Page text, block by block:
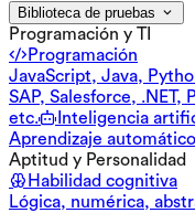
Biblioteca de pruebas
Programación y TI
Programación
JavaScript, Java,
SAP, Salesforce, .NET,
etc.
Inteligencia
Aprendizaje
Aptitud y Personalidad
Habilidad cognitiva
Lógica, numérica,